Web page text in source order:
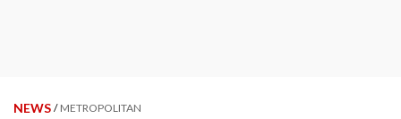
NEWS / METROPOLITAN